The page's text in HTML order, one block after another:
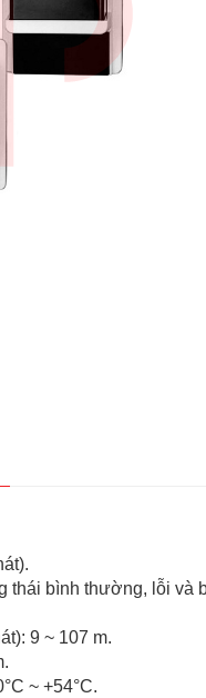
thái bình thường, lỗi và
9 ~ 107 m.
~ +54°C.